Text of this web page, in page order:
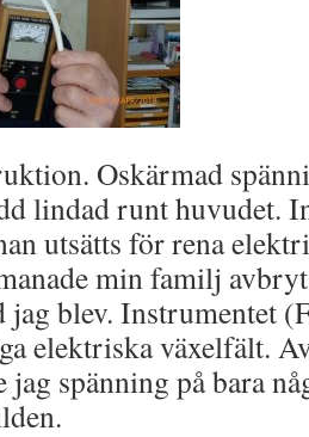
Oskärmad
lindad runt huvudet.
utsätts för rena
min familj
jag blev. Instrumentet
elektriska växelfält.
jag spänning på bara